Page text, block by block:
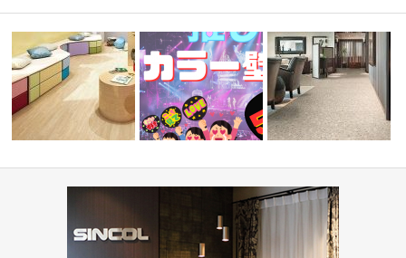
『推しカラー壁紙 5選👋』-レッ病院・医療施設(コーディ